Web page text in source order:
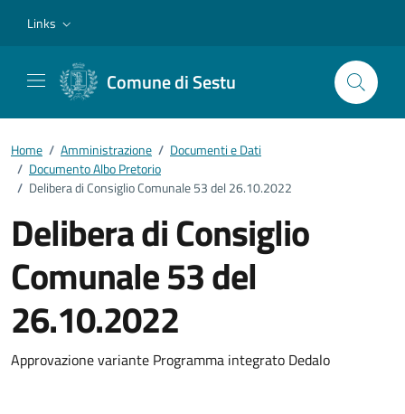
Links
Comune di Sestu
Home / Amministrazione / Documenti e Dati
/ Documento Albo Pretorio
/ Delibera di Consiglio Comunale 53 del 26.10.2022
Delibera di Consiglio
Comunale 53 del
26.10.2022
Dettagli del documento
Approvazione variante Programma integrato Dedalo